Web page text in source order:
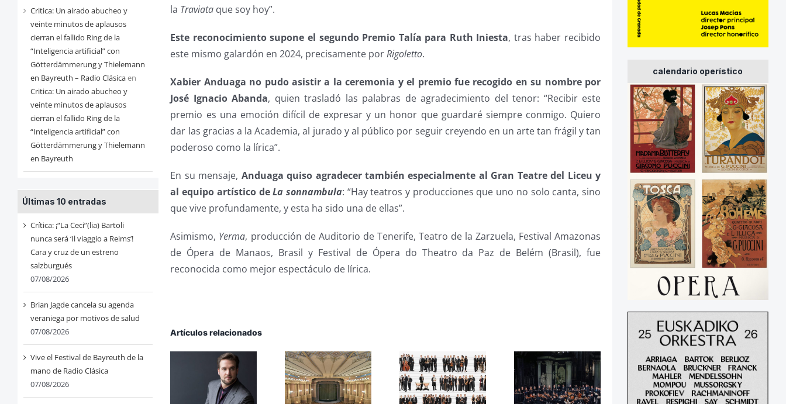
Critica: Un airado abucheo y
veinte minutos de aplausos
cierran el fallido Ring de la
“Inteligencia artificial” con
Götterdämmerung y Thielemann
en Bayreuth – Radio Clásicaen
Critica: Un airado abucheo y
veinte minutos de aplausos
cierran el fallido Ring de la
“Inteligencia artificial” con
Götterdämmerung y Thielemann
en Bayreuth
Últimas 10 entradas
Crítica: ¡“La Ceci”(lia) Bartoli
nunca será ‘Il viaggio a Reims’!
Cara y cruz de un estreno
salzburgués
07/08/2026
Brian Jagde cancela su agenda
veraniega por motivos de salud
07/08/2026
Vive el Festival de Bayreuth de la
mano de Radio Clásica
07/08/2026
la Traviata que soy hoy”.
Este reconocimiento supone el segundo Premio Talía para Ruth Iniesta, tras haber recibido
este mismo galardón en 2024, precisamente porRigoletto.
Xabier Anduaga no pudo asistir a la ceremonia y el premio fue recogido en su nombre por
José Ignacio Abanda, quien trasladó las palabras de agradecimiento del tenor: “Recibir este
premio es una emoción difícil de expresar y un honor que guardaré siempre conmigo. Quiero
dar las gracias a la Academia, al jurado y al público por seguir creyendo en un arte tan frágil y tan
poderoso como la lírica”.
En su mensaje, Anduaga quiso agradecer también especialmente al Gran Teatre del Liceu y
al equipo artístico deLa sonnambula: “Hay teatros y producciones que uno no solo canta, sino
que vive profundamente, y esta ha sido una de ellas”.
Asimismo, Yerma, producción de Auditorio de Tenerife, Teatro de la Zarzuela, Festival Amazonas
de Ópera de Manaos, Brasil y Festival de Ópera do Theatro da Paz de Belém (Brasil), fue
reconocida como mejor espectáculo de lírica.
Artículos relacionados
calendario operístico